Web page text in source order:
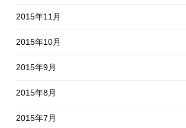
2015年11月
2015年10月
2015年9月
2015年8月
2015年7月